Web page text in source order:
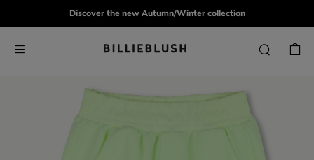
Discover the new Autumn/Winter collection